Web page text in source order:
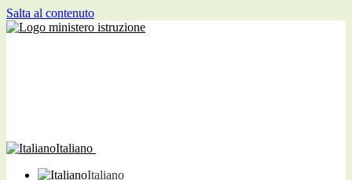
Salta al contenuto
Italiano
Italiano